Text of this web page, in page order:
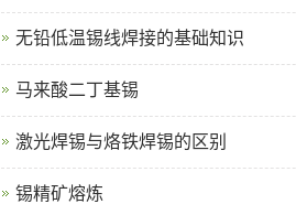
无铅低温锡线焊接的基础知识
马来酸二丁基锡
激光焊锡与烙铁焊锡的区别
锡精矿熔炼